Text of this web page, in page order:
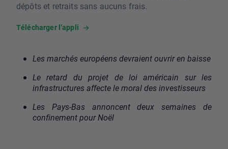
dépôts et retraits sans aucuns frais.
Télécharger l’appli
Les marchés européens devraient ouvrir en baisse
Le retard du projet de loi américain sur les
infrastructures affecte le moral des investisseurs
Les Pays-Bas annoncent deux semaines de
confinement pour Noël